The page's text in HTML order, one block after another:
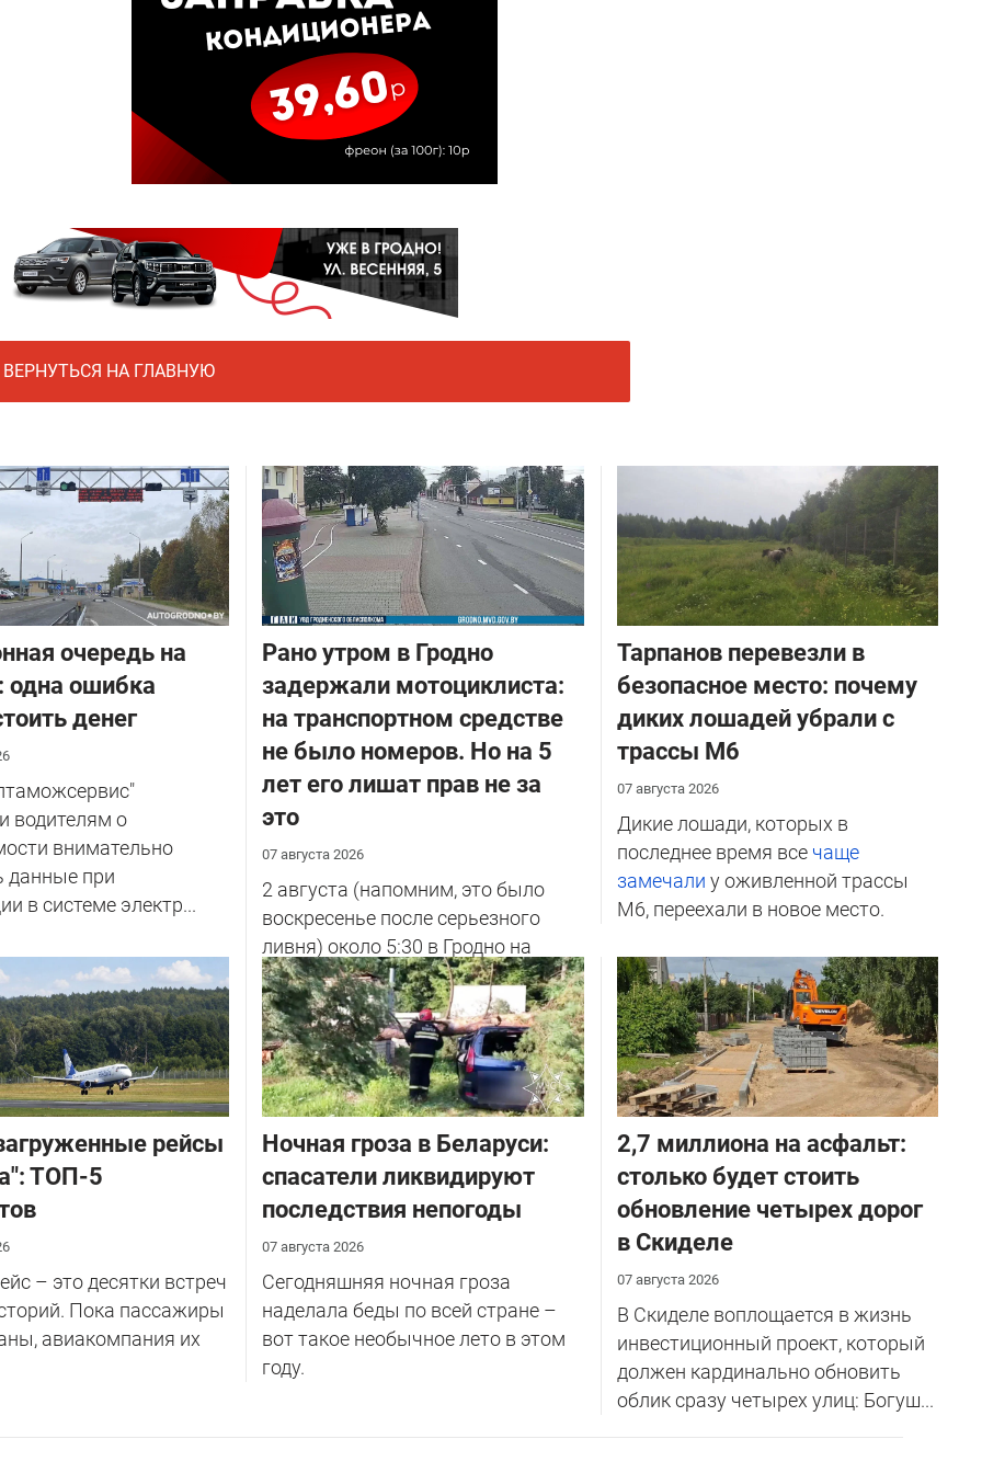
ВЕРНУТЬСЯ НА ГЛАВНУЮ
очередь на
одна ошибка
денег
водителям о
внимательно
данные при
в системе электр...
Рано утром в Гродно
задержали мотоциклиста:
на транспортном средстве
не было номеров. Но на 5
лет его лишат прав не за
это
07 августа 2026
2 августа (напомним, это было
воскресенье после серьезного
ливня) около 5:30 в Гродно на
улице Советских Пограничников
у...
Тарпанов перевезли в
безопасное место: почему
диких лошадей убрали с
трассы М6
07 августа 2026
Дикие лошади, которых в
последнее время все чаще
замечали у оживленной трассы
М6, переехали в новое место.
рейсы
ТОП-5
– это десятки встреч
Пока пассажиры
авиакомпания их
Ночная гроза в Беларуси:
спасатели ликвидируют
последствия непогоды
07 августа 2026
Сегодняшняя ночная гроза
наделала беды по всей стране –
вот такое необычное лето в этом
году.
2,7 миллиона на асфальт:
столько будет стоить
обновление четырех дорог
в Скиделе
07 августа 2026
В Скиделе воплощается в жизнь
инвестиционный проект, который
должен кардинально обновить
облик сразу четырех улиц: Богуш...